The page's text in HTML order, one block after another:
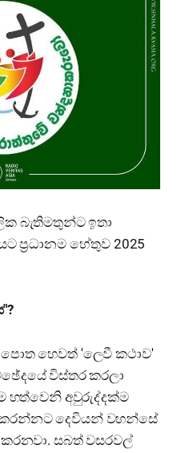
බැතිමතුන්ට ඉතා
ප්‍රධානම හේතුව 2025
හෙවත් 'ලෙවී කථාව'
විස්තර කරලා
හත්වෙනි අවුරුද්දක්ම
කරන්නට දෙවියන් වහන්සේ
සබත් වසරවල්